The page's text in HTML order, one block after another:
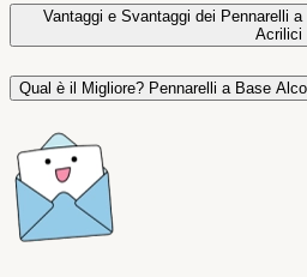
Vantaggi e Svantaggi dei Pennarelli
Acrilici
Qual è il Migliore? Pennarelli a Base